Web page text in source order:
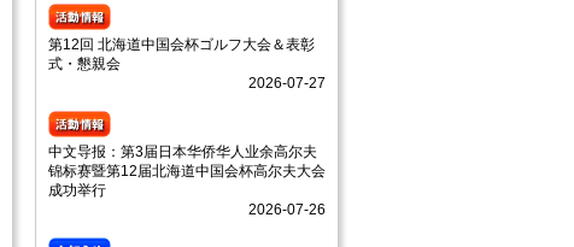
第12回 北海道中国会杯ゴルフ大会＆表彰
式・懇親会
2026-07-27
中文导报：第3届日本华侨华人业余高尔夫
锦标赛暨第12届北海道中国会杯高尔夫大会
成功举行
2026-07-26